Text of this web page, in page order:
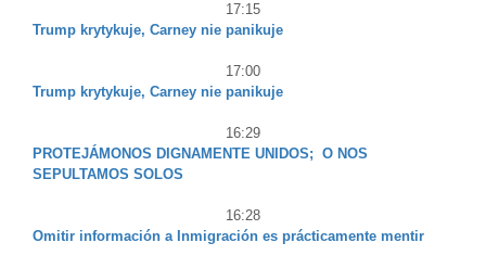
17:15
Trump krytykuje, Carney nie panikuje
17:00
Trump krytykuje, Carney nie panikuje
16:29
PROTEJÁMONOS DIGNAMENTE UNIDOS; O NOS
SEPULTAMOS SOLOS
16:28
Omitir información a Inmigración es prácticamente mentir